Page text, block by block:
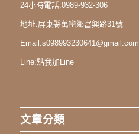
24小時電話:0989-932-306
地址:屏東縣萬巒鄉富興路31號
Email:s098993230641@gmail.com
Line:點我加Line
文章分類